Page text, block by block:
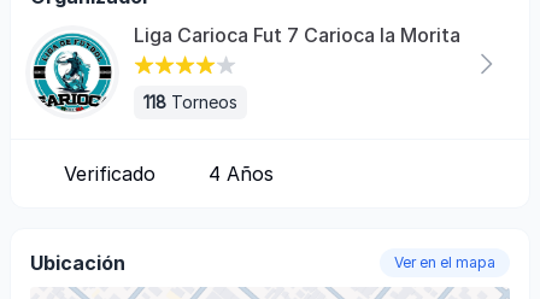
Liga Carioca Fut 7 Carioca la Morita
118 Torneos
Verificado 4 Años
Ubicación Ver en el mapa